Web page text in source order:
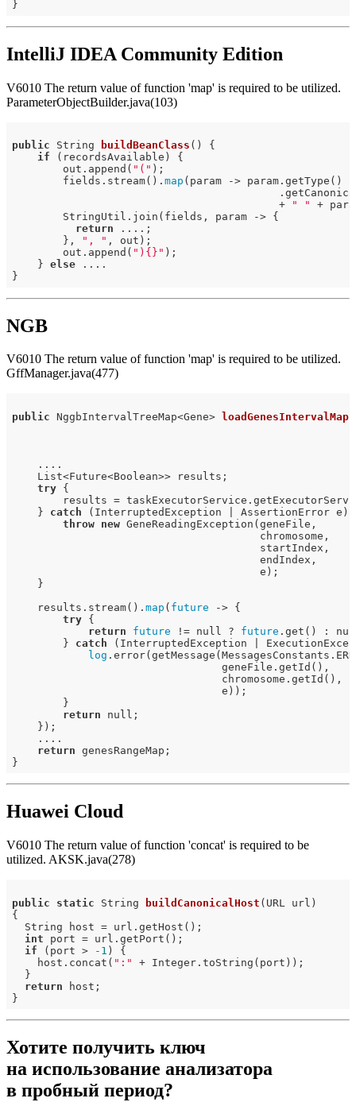
IntelliJ IDEA Community Edition
V6010 The return value of function 'map' is required to be utilized.
ParameterObjectBuilder.java(103)
public String buildBeanClass ()
{
if (recordsAvailable) {
        out.append(
"(" );
        fields.stream().
map (param -> param.getType()
                                          +
" " +
        StringUtil.join(fields, param -> {
return ....;
        },
", " , out);
        out.append(
"){}" );
    }
else ....
NGB
V6010 The return value of function 'map' is required to be utilized.
GffManager.java(477)
public NggbIntervalTreeMap<Gene> loadGenesIntervalMap
    ....
    List<Future<Boolean>> results;
try {
results =
    }
catch (InterruptedException | AssertionError e)
throw
new GeneReadingException(geneFile,
                                       chromosome,
                                       startIndex,
                                       endIndex,
                                       e);
    }
    results.stream().
map ( future -> {
try {
return
future != null ? future .get() :
        }
catch (InterruptedException |
log
                                 geneFile.getId(),
                                 chromosome.getId(),
                                 e));
        }
return null;
    });
    ....
return genesRangeMap;
Huawei Cloud
V6010 The return value of function 'concat' is required to be
utilized. AKSK.java(278)
public static String buildCanonicalHost (URL url)
{
  String host = url.getHost();
int port = url.getPort();
if (port > -1 ) {
    host.concat(
":" + Integer.toString(port));
  }
return host;
Хотите получить ключ
на использование анализатора
в пробный период?